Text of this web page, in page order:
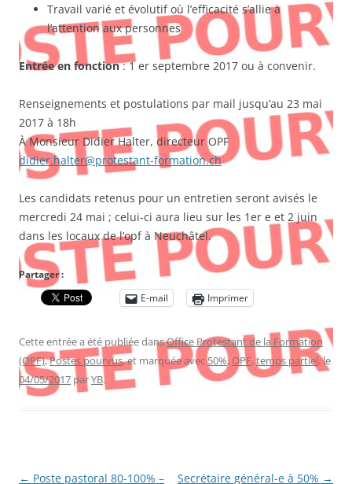
Travail varié et évolutif où l’efficacité s’allie à
l’attention aux personnes
Entrée en fonction: 1 er septembre 2017 ou à convenir.
Renseignements et postulations par mail jusqu’au 23 mai
2017 à 18h
À Monsieur Didier Halter, directeur OPF
didier.halter@protestant-formation.ch
Les candidats retenus pour un entretien seront avisés le
mercredi 24 mai ; celui-ci aura lieu sur les 1er e et 2 juin
dans les locaux de l’opf à Neuchâtel.
Partager :
E-mail
Imprimer
Cette entrée a été publiée dansOffice Protestant de la Formation
(OPF),Postes pourvus, et marquée avec50%,OPF,temps partiel, le
04/05/2017 parYB.
Navigation
← Poste pastoral 80-100% –
Secrétaire général-e à 50% →